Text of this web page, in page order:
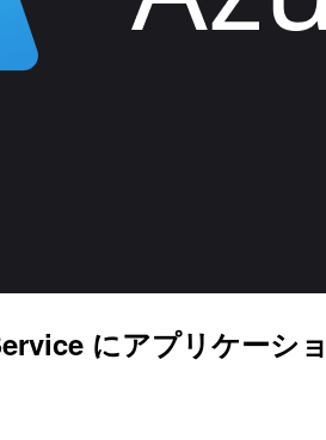
にアプリケーシ